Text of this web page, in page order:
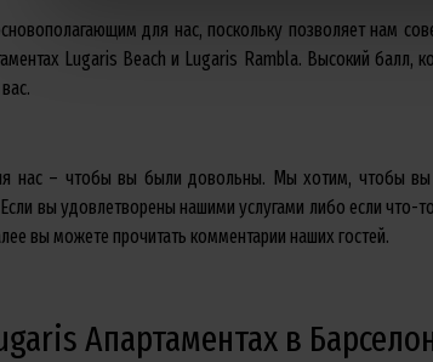
для нас, поскольку позволяет нам
Lugaris Beach и Lugaris Rambla. Высокий балл,
нас – чтобы вы были довольны. Мы хотим, чтобы
вы удовлетворены нашими услугами либо если
вы можете прочитать комментарии наших гостей.
Апартаментах в